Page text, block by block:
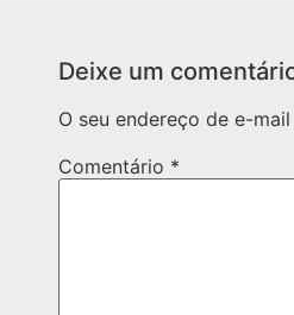
Deixe um
O seu endereço de e-
Comentário *